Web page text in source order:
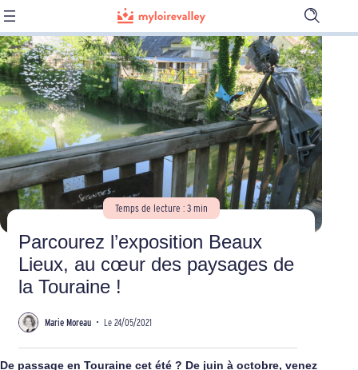
Ouvrir
la
barre
de
Temps de lecture : 3 min
Parcourez l’exposition Beaux
Lieux, au cœur des paysages de
la Touraine !
Marie Moreau • Le 24/05/2021
De passage en Touraine cet été ? De juin à octobre, venez